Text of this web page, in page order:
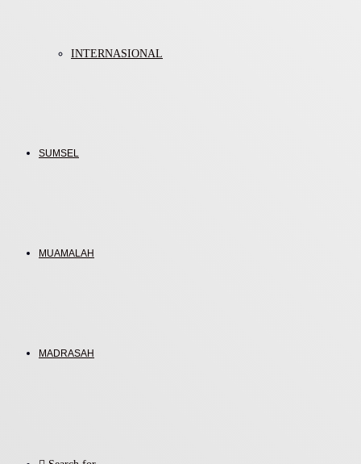
INTERNASIONAL
SUMSEL
MUAMALAH
MADRASAH